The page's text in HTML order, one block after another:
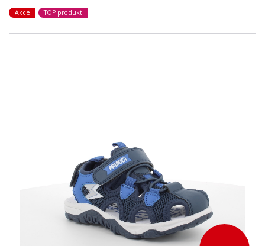
Akce TOP produkt